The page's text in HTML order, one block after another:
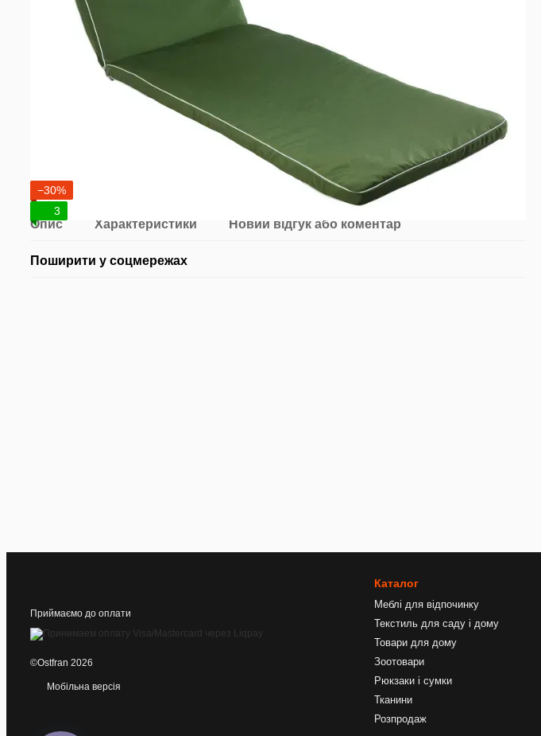
−30%
3
Опис Характеристики Новий відгук або коментар
Поширити у соцмережах
Приймаємо до оплати
©Ostfran 2026
Мобільна версія
Каталог
Меблі для відпочинку
Текстиль для саду і дому
Товари для дому
Зоотовари
Рюкзаки і сумки
Тканини
Розпродаж